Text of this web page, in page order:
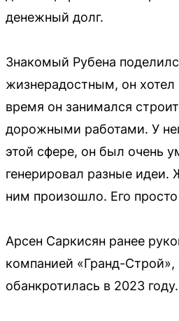
денежный долг.
Знакомый Рубена
жизнерадостным, он
время он занимался
дорожными работами. У
этой сфере, он был очень
генерировал разные идеи.
ним произошло. Его
Арсен Саркисян ранее
компанией «Гранд-Строй»,
обанкротилась в 2023 году.